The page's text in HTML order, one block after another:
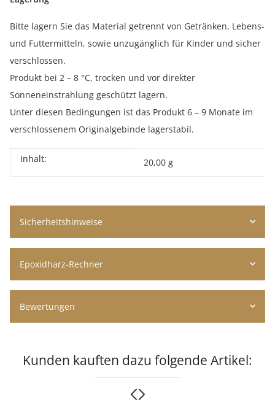
Bitte lagern Sie das Material getrennt von Getränken, Lebens-
und Futtermitteln, sowie unzugänglich für Kinder und sicher
verschlossen.
Produkt bei 2 – 8 °C, trocken und vor direkter
Sonneneinstrahlung geschützt lagern.
Unter diesen Bedingungen ist das Produkt 6 – 9 Monate im
verschlossenem Originalgebinde lagerstabil.
Produkteigenschaft
Wert
Inhalt: 20,00 g
Sicherheitshinweise
Epoxidharz-Rechner
Bewertungen
Kunden kauften dazu folgende Artikel: